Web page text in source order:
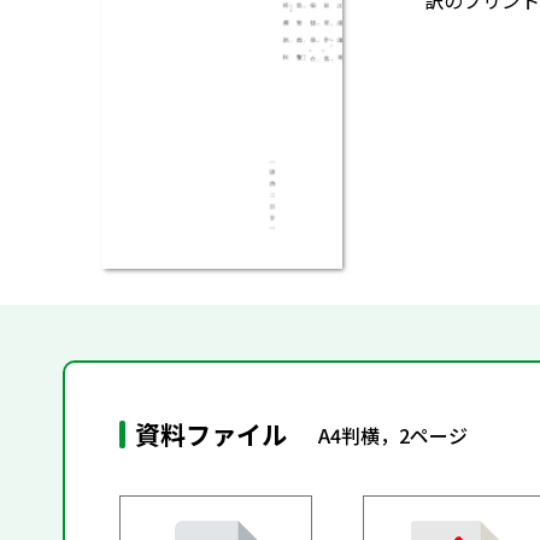
資料ファイル A4判横，2ページ